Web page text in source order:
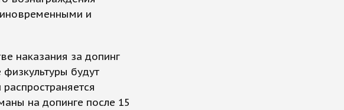
и
наказания за допинг
будут
на допинге после 15